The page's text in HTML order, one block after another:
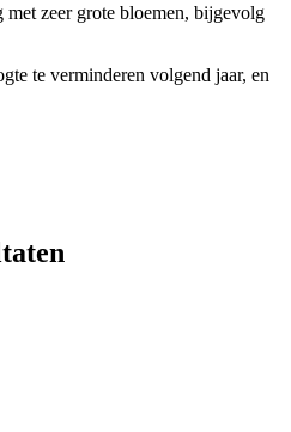
met zeer grote bloemen, bijgevolg
te verminderen volgend jaar, en